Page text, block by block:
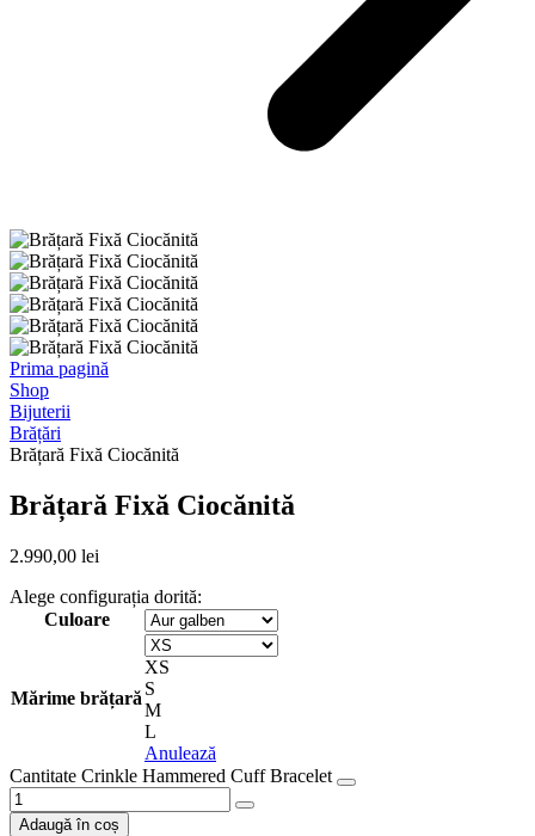
Prima pagină
Shop
Bijuterii
Brățări
Brățară Fixă Ciocănită
Brățară Fixă Ciocănită
2.990,00 lei
Alege configurația dorită:
Culoare
Mărime brățară
XS
S
M
L
Anulează
Cantitate Crinkle Hammered Cuff Bracelet
Adaugă în coș